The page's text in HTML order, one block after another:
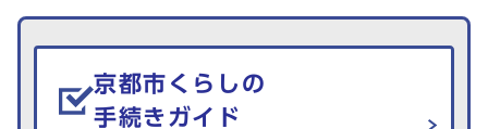
生活情報を探す
京都市くらしの
手続きガイド